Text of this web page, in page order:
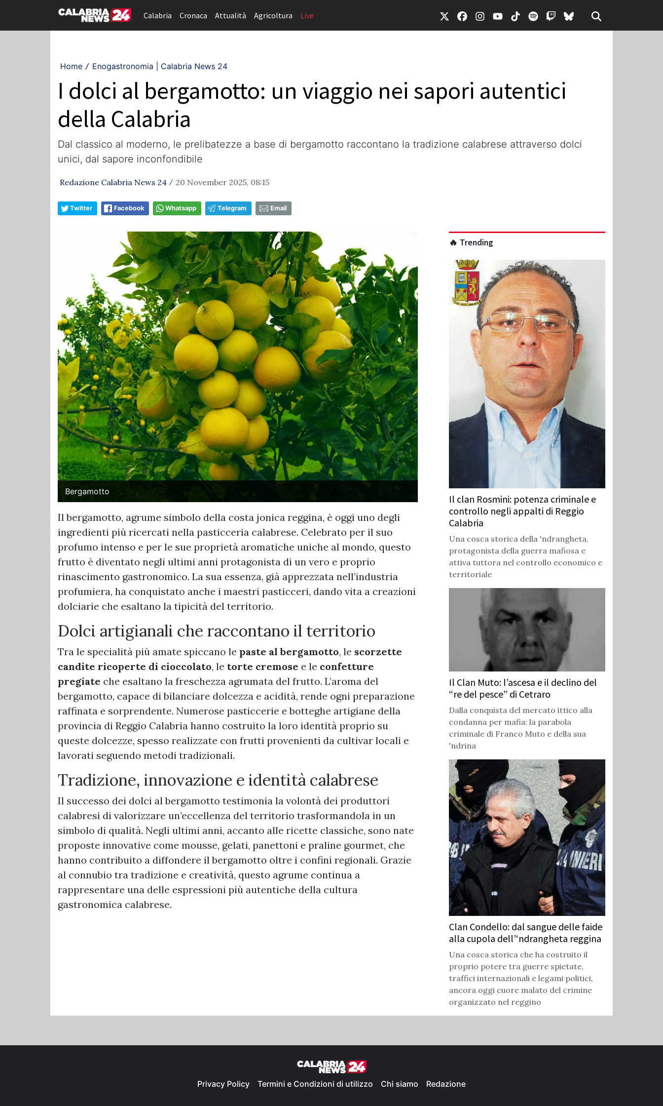
Calabria Cronaca Attualità Agricoltura Live
Home / Enogastronomia | Calabria News 24
I dolci al bergamotto: un viaggio nei sapori autentici
della Calabria
Dal classico al moderno, le prelibatezze a base di bergamotto raccontano la tradizione calabrese attraverso dolci
unici, dal sapore inconfondibile
Redazione Calabria News 24 / 20 November 2025, 08:15
Twitter Facebook Whatsapp Telegram Email
Bergamotto
Il bergamotto, agrume simbolo della costa jonica reggina, è oggi uno degli
ingredienti più ricercati nella pasticceria calabrese. Celebrato per il suo
profumo intenso e per le sue proprietà aromatiche uniche al mondo, questo
frutto è diventato negli ultimi anni protagonista di un vero e proprio
rinascimento gastronomico. La sua essenza, già apprezzata nell’industria
profumiera, ha conquistato anche i maestri pasticceri, dando vita a creazioni
dolciarie che esaltano la tipicità del territorio.
Dolci artigianali che raccontano il territorio
Tra le specialità più amate spiccano le paste al bergamotto, le scorzette
candite ricoperte di cioccolato, le torte cremose e le confetture
pregiate che esaltano la freschezza agrumata del frutto. L’aroma del
bergamotto, capace di bilanciare dolcezza e acidità, rende ogni preparazione
raffinata e sorprendente. Numerose pasticcerie e botteghe artigiane della
provincia di Reggio Calabria hanno costruito la loro identità proprio su
queste dolcezze, spesso realizzate con frutti provenienti da cultivar locali e
lavorati seguendo metodi tradizionali.
Tradizione, innovazione e identità calabrese
Il successo dei dolci al bergamotto testimonia la volontà dei produttori
calabresi di valorizzare un’eccellenza del territorio trasformandola in un
simbolo di qualità. Negli ultimi anni, accanto alle ricette classiche, sono nate
proposte innovative come mousse, gelati, panettoni e praline gourmet, che
hanno contribuito a diffondere il bergamotto oltre i confini regionali. Grazie
al connubio tra tradizione e creatività, questo agrume continua a
rappresentare una delle espressioni più autentiche della cultura
gastronomica calabrese.
🔥 Trending
Il clan Rosmini: potenza criminale e
controllo negli appalti di Reggio
Calabria
Una cosca storica della 'ndrangheta,
protagonista della guerra mafiosa e
attiva tuttora nel controllo economico e
territoriale
Il Clan Muto: l’ascesa e il declino del
“re del pesce” di Cetraro
Dalla conquista del mercato ittico alla
condanna per mafia: la parabola
criminale di Franco Muto e della sua
'ndrina
Clan Condello: dal sangue delle faide
alla cupola dell’‘ndrangheta reggina
Una cosca storica che ha costruito il
proprio potere tra guerre spietate,
traffici internazionali e legami politici,
ancora oggi cuore malato del crimine
organizzato nel reggino
Privacy Policy Termini e Condizioni di utilizzo Chi siamo Redazione